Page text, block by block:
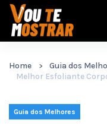
Pular
para
Home
Guia dos
Melhor Esfoliante
Guia dos Melhores